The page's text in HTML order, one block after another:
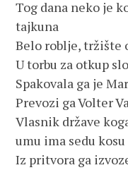
Tog dana neko je
tajkuna
Belo roblje, tržište
U torbu za otkup
Spakovala ga je
Prevozi ga Volter
Vlasnik države
umu ima sedu kosu
Iz pritvora ga